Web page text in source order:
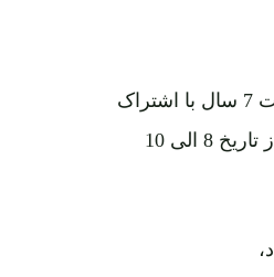
چهارمین کنفرانس سران کشورهای عضو جنبش عدم انسلاک بعد از گذشت 7 سال با اشتراک
نمایندگان 54 عضو دائمی و 11 عضو ناظر درشهر"لوساکا" در کشور زمبیا از تاریخ 8 الی 10